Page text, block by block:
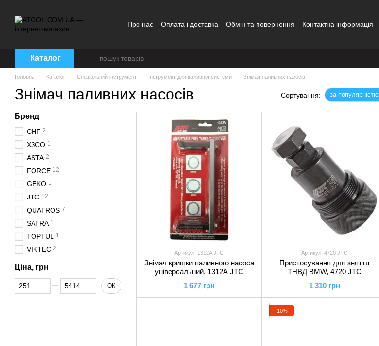
Про нас Оплата і доставка Обмін та повернення Контактна інформація
Каталог
Головна Каталог Спеціальний інструмент Інструмент для паливної системи Знімач паливних насосів
Знімач паливних насосів Сортування: за популярністю
Артикул: 1312A JTC
Знімач кришки паливного насоса
універсальний, 1312A JTC
1 677 грн
Артикул: 4720 JTC
Пристосування для зняття
ТНВД BMW, 4720 JTC
1 310 грн
−10%
Бренд
СНГ 2
ХЗСО 1
ASTA 2
FORCE 12
GEKO 1
JTC 12
QUATROS 7
SATRA 1
TOPTUL 1
VIKTEC 2
Ціна, грн
Від Ціна, грн
До Ціна, грн ОК